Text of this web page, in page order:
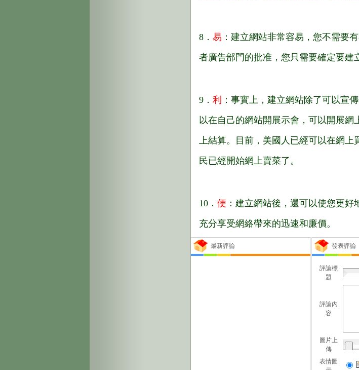
8． 易 ：建立網站非常容易，您不需要
者廣告部門的批准，您只需要確定要建
9． 利
：事實上，建立網站除了可以宣
以在自己的網站開展示會，可以開展
上結算。目前，美國人已經可以在網上
民已經開始網上賣菜了。
10． 便 ：建立網站後，還可以使您更
充分享受網絡帶來的迅速和廉價。
最新評論 發表評論
評論標
題
評論內
容
圖片上
傳
表情圖